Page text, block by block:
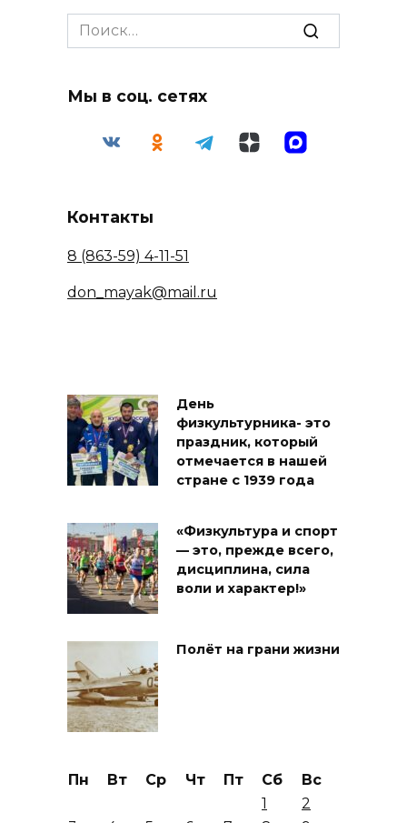
Search
for:
Мы в соц. сетях
Контакты
8 (863-59) 4-11-51
don_mayak@mail.ru
День
физкультурника- это
праздник, который
отмечается в нашей
стране с 1939 года
«Физкультура и спорт
— это, прежде всего,
дисциплина, сила
воли и характер!»
Полёт на грани жизни
Пн Вт Ср Чт Пт Сб
Вс
1
2